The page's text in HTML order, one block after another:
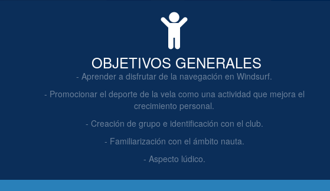
OBJETIVOS GENERALES
- Aprender a disfrutar de la navegación en Windsurf.
- Promocionar el deporte de la vela como una actividad que mejora el
crecimiento personal.
- Creación de grupo e identificación con el club.
- Familiarización con el ámbito nauta.
- Aspecto lúdico.